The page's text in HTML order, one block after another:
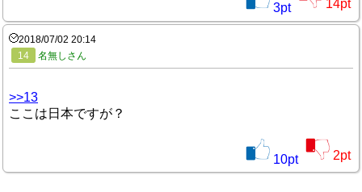
3pt 14pt
2018/07/02 20:14
14
名無しさん
>>13
ここは日本ですが？
10pt 2pt